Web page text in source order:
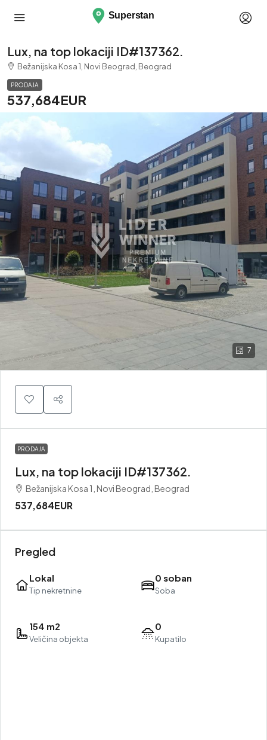
Lux, na top lokaciji ID#137362.
Bežanijska Kosa 1, Novi Beograd, Beograd
PRODAJA
537,684EUR
7
PRODAJA
Lux, na top lokaciji ID#137362.
Bežanijska Kosa 1, Novi Beograd, Beograd
537,684EUR
Pregled
Lokal
Tip nekretnine
0 soban
Soba
154 m2
Veličina objekta
0
Kupatilo